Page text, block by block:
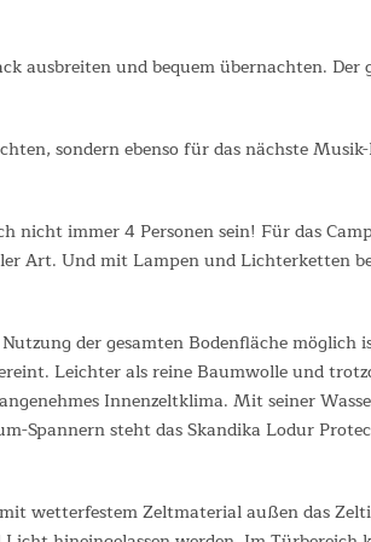
ausbreiten und bequem übernachten. Der
sondern ebenso für das nächste
nicht immer 4 Personen sein! Für das
Art. Und mit Lampen und Lichterketten
der gesamten Bodenfläche möglich
Leichter als reine Baumwolle und
Innenzeltklima. Mit seiner
Spannern steht das Skandika Lodur
wetterfestem Zeltmaterial außen das